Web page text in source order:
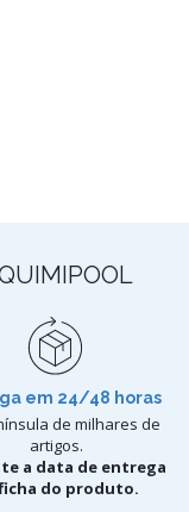
em 24/48 horas
de milhares de
artigos.
a data de entrega
do produto.